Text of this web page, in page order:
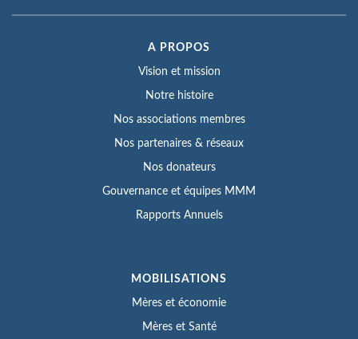
A PROPOS
Vision et mission
Notre histoire
Nos associations membres
Nos partenaires & réseaux
Nos donateurs
Gouvernance et équipes MMM
Rapports Annuels
MOBILISATIONS
Mères et économie
Mères et Santé